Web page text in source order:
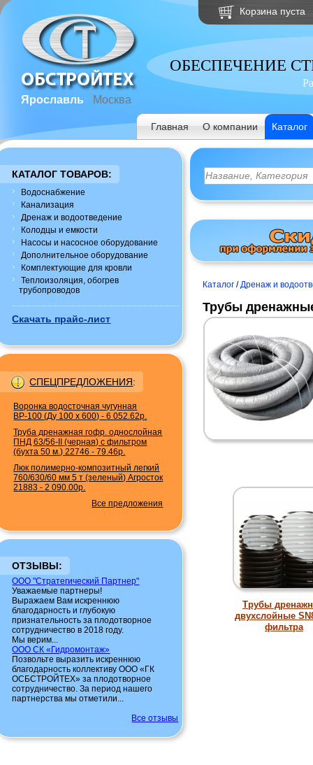
Ярославль Москва
Корзина пуста
ОБЕСПЕЧЕНИЕ
Главная О компании Каталог
КАТАЛОГ ТОВАРОВ:
Водоснабжение
Канализация
Дренаж и водоотведение
Колодцы и емкости
Насосы и насосное оборудование
Дополнительное оборудование
Комплектующие для кровли
Теплоизоляция, обогрев
трубопроводов
Скачать прайс-лист
СПЕЦПРЕДЛОЖЕНИЯ:
Воронка водосточная чугунная
ВР-100 (Ду 100 х 600) -6 052.62р.
Труба дренажная гофр. однослойная
ПНД 63/56-II (черная) с фильтром
(бухта 50 м.) 22746 -79.46р.
Люк полимерно-композитный легкий
760/630/60 мм 5 т (зеленый) Агросток
21883 -2 090.00р.
Все предложения
ОТЗЫВЫ:
ООО "Стратегический Партнер"
Уважаемые партнеры!
Выражаем Вам искреннюю
благодарность и глубокую
признательность за плодотворное
сотрудничество в 2018 году.
Мы верим...
ООО СК «Гидромонтаж»
Позвольте выразить искреннюю
благодарность коллективу ООО «ГК
ОСБСТРОЙТЕХ» за плодотворное
сотрудничество. За период нашего
партнерства мы отметили...
Все отзывы
Каталог /Дренаж и
Трубы
Трубы
двухслойные
фильтра